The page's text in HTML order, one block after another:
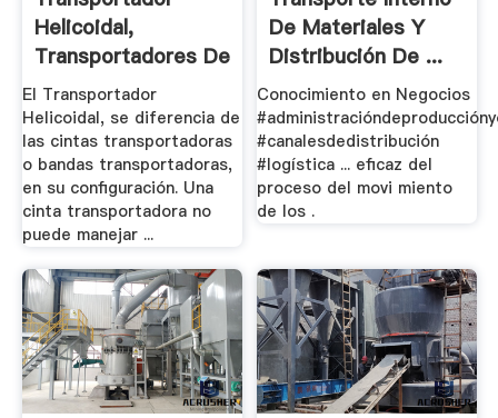
Helicoidal,
Transportadores De
.
El Transportador
Helicoidal, se diferencia de
las cintas transportadoras
o bandas transportadoras,
en su configuración. Una
cinta transportadora no
puede manejar ...
De Materiales Y
Distribución De ...
Conocimiento en Negocios
#canalesdedistribución
#logística ... eficaz del
proceso del movi miento
de los .